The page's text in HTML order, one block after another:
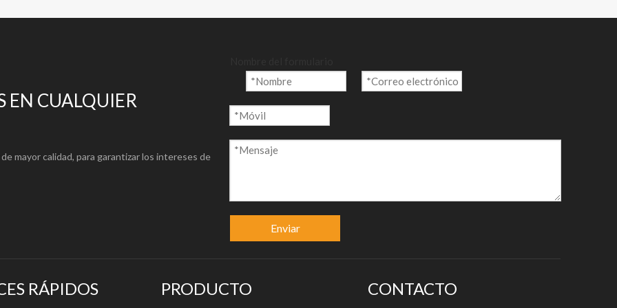
para obtener especificaciones TDS detalladas)
325 g/m²
EN CUALQUIER
mayor calidad, para garantizar los intereses de
Enviar
RÁPIDOS PRODUCTO CONTACTO